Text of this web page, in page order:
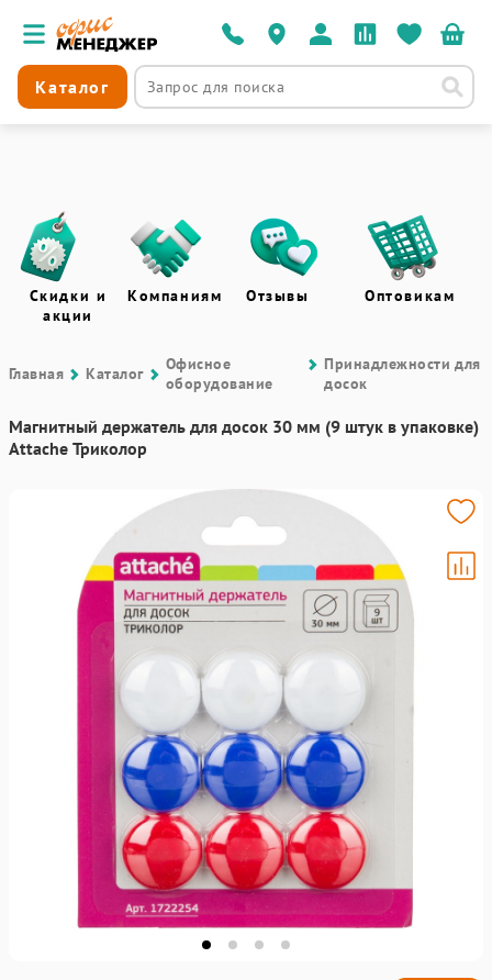
Каталог
Скидки и
акции
Компаниям Отзывы Оптовикам
Главная Каталог
Офисное
оборудование
Принадлежности для
досок
Магнитный держатель для досок 30 мм (9 штук в упаковке)
Attache Триколор